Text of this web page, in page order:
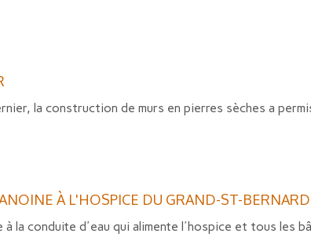
la construction de murs en pierres sèches a
À L'HOSPICE DU GRAND-ST-BERNARD
la conduite d'eau qui alimente l'hospice et tous les